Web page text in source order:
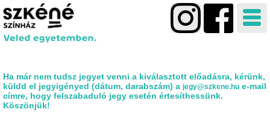
Ha már nem tudsz jegyet venni a kiválasztott előadásra, kérünk,
küldd el jegyigényed (dátum, darabszám) a jegy@szkene.hu e-mail
címre, hogy felszabaduló jegy esetén értesíthessünk.
Köszönjük!